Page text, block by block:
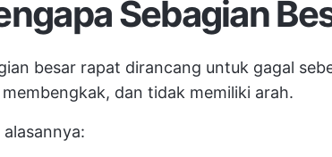
Sebagian
besar rapat dirancang untuk gagal
dan tidak memiliki arah.
alasannya: